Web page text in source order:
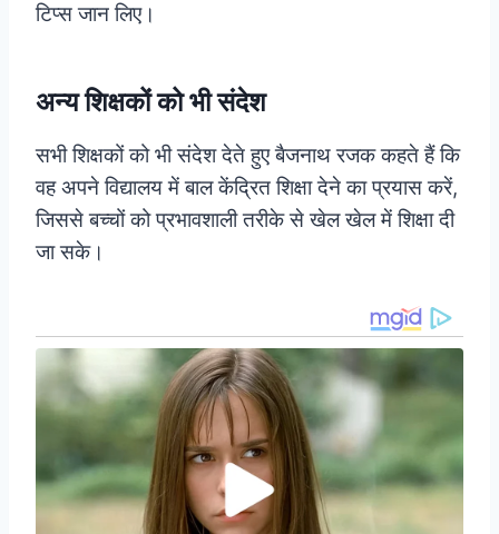
टिप्स जान लिए।
अन्य शिक्षकों को भी संदेश
सभी शिक्षकों को भी संदेश देते हुए बैजनाथ रजक कहते हैं कि
वह अपने विद्यालय में बाल केंद्रित शिक्षा देने का प्रयास करें,
जिससे बच्चों को प्रभावशाली तरीके से खेल खेल में शिक्षा दी
जा सके।